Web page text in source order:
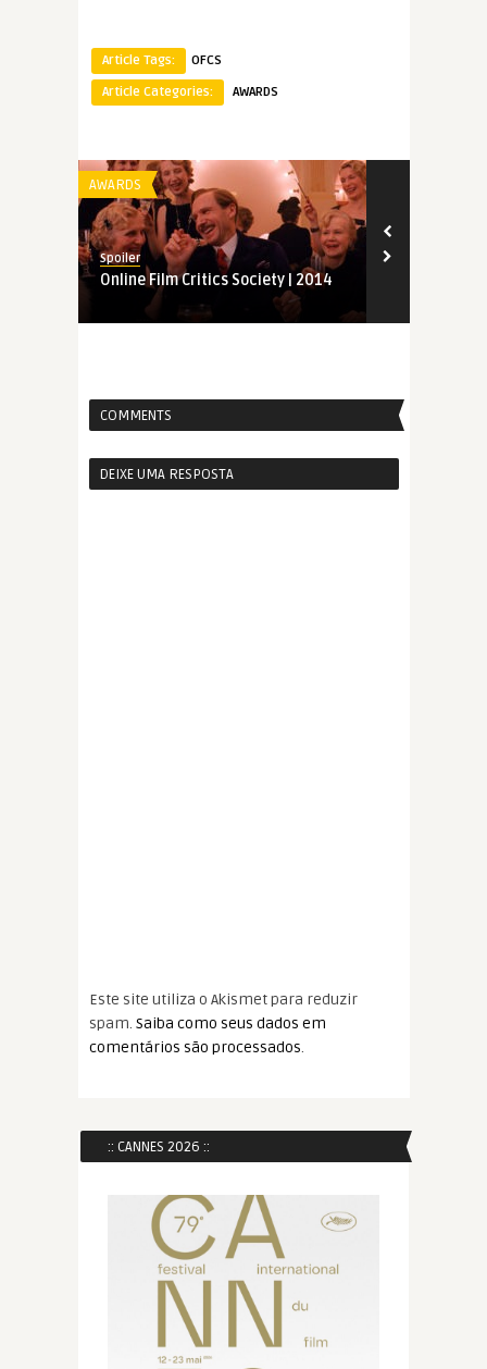
Article Tags:
OFCS
Article Categories:
AWARDS
AWARDS
Spoiler
Online Film Critics Society | 2014
COMMENTS
DEIXE UMA RESPOSTA
Este site utiliza o Akismet para reduzir
spam. Saiba como seus dados em
comentários são processados.
:: CANNES 2026 ::